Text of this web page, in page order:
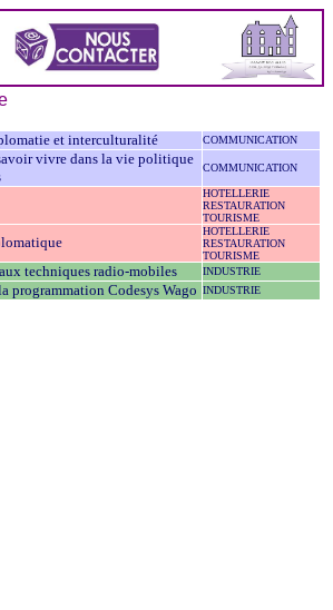
et interculturalité COMMUNICATION
vivre dans la vie politique
COMMUNICATION
HOTELLERIE
RESTAURATION
TOURISME
HOTELLERIE
RESTAURATION
TOURISME
techniques radio-mobiles INDUSTRIE
programmation Codesys Wago INDUSTRIE